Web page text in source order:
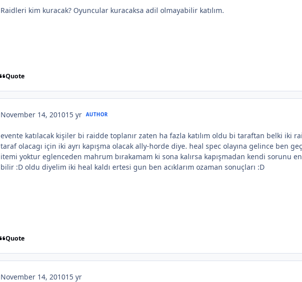
Raidleri kim kuracak? Oyuncular kuracaksa adil olmayabilir katılım.
Quote
November 14, 201015 yr AUTHOR
evente katılacak kişiler bi raidde toplanır zaten ha fazla katılım oldu bi taraftan belki iki
taraf olacagı için iki ayrı kapışma olacak ally-horde diye. heal spec olayına gelince ben
itemi yoktur eglenceden mahrum bırakamam ki sona kalırsa kapışmadan kendi sorunu
bilir :D oldu diyelim iki heal kaldı ertesi gun ben acıklarım ozaman sonuçları :D
Quote
November 14, 201015 yr